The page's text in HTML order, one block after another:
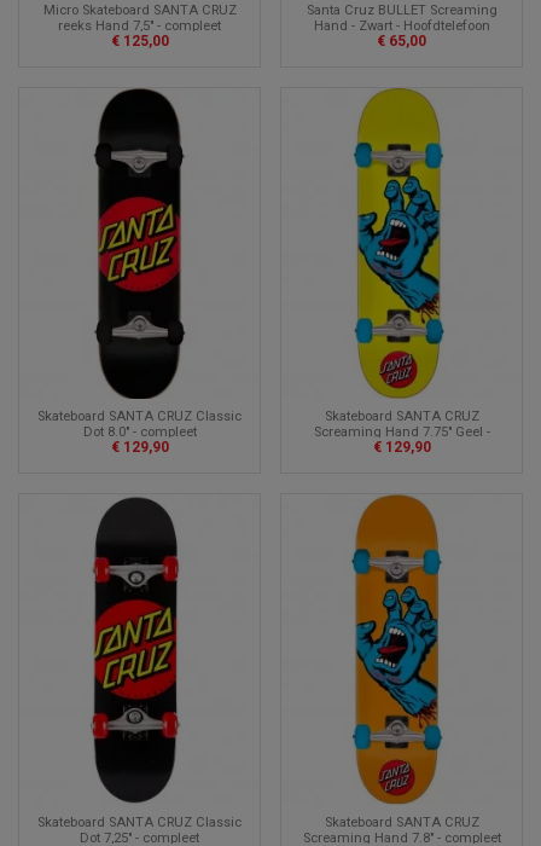
Micro Skateboard SANTA CRUZ
reeks Hand 7,5" - compleet
€ 125,00
Santa Cruz BULLET Screaming
Hand - Zwart - Hoofdtelefoon
€ 65,00
Skateboard SANTA CRUZ Classic
Dot 8.0" - compleet
€ 129,90
Skateboard SANTA CRUZ
Screaming Hand 7.75" Geel -
volledige versie
€ 129,90
Skateboard SANTA CRUZ Classic
Dot 7,25" - compleet
Skateboard SANTA CRUZ
Screaming Hand 7.8" - compleet